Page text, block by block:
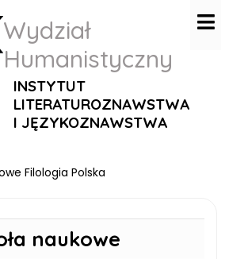
Wydział
Humanistyczny
INSTYTUT
LITERATUROZNAWSTWA
I JĘZYKOZNAWSTWA
Filologia Polska
naukowe